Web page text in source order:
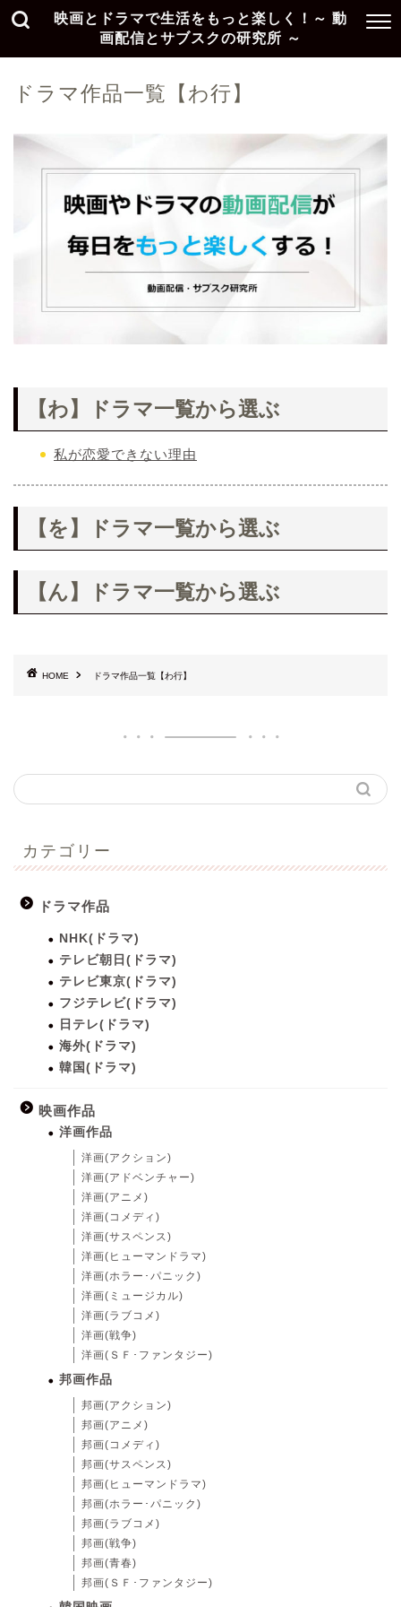
映画とドラマで生活をもっと楽しく！～ 動
画配信とサブスクの研究所 ～
ドラマ作品一覧【わ行】
【わ】ドラマ一覧から選ぶ
私が恋愛できない理由
【を】ドラマ一覧から選ぶ
【ん】ドラマ一覧から選ぶ
HOME ドラマ作品一覧【わ行】
カテゴリー
ドラマ作品
NHK(ドラマ)
テレビ朝日(ドラマ)
テレビ東京(ドラマ)
フジテレビ(ドラマ)
日テレ(ドラマ)
海外(ドラマ)
韓国(ドラマ)
映画作品
洋画作品
洋画(アクション)
洋画(アドベンチャー)
洋画(アニメ)
洋画(コメディ)
洋画(サスペンス)
洋画(ヒューマンドラマ)
洋画(ホラー･パニック)
洋画(ミュージカル)
洋画(ラブコメ)
洋画(戦争)
洋画(ＳＦ･ファンタジー)
邦画作品
邦画(アクション)
邦画(アニメ)
邦画(コメディ)
邦画(サスペンス)
邦画(ヒューマンドラマ)
邦画(ホラー･パニック)
邦画(ラブコメ)
邦画(戦争)
邦画(青春)
邦画(ＳＦ･ファンタジー)